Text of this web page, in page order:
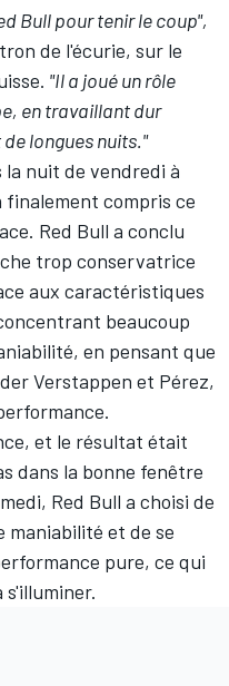
Bull pour tenir le coup",
de l'écurie, sur le
"Il a joué un rôle
en travaillant dur
longues nuits."
nuit de vendredi à
compris ce
Red Bull a conclu
trop conservatrice
aux caractéristiques
beaucoup
en pensant que
Verstappen et Pérez,
et le résultat était
dans la bonne fenêtre
Red Bull a choisi de
maniabilité et de se
pure, ce qui
s'illuminer.